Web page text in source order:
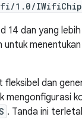
1.0/
14 dan yang
untuk
dan
mengonfigurasi
. Tanda ini